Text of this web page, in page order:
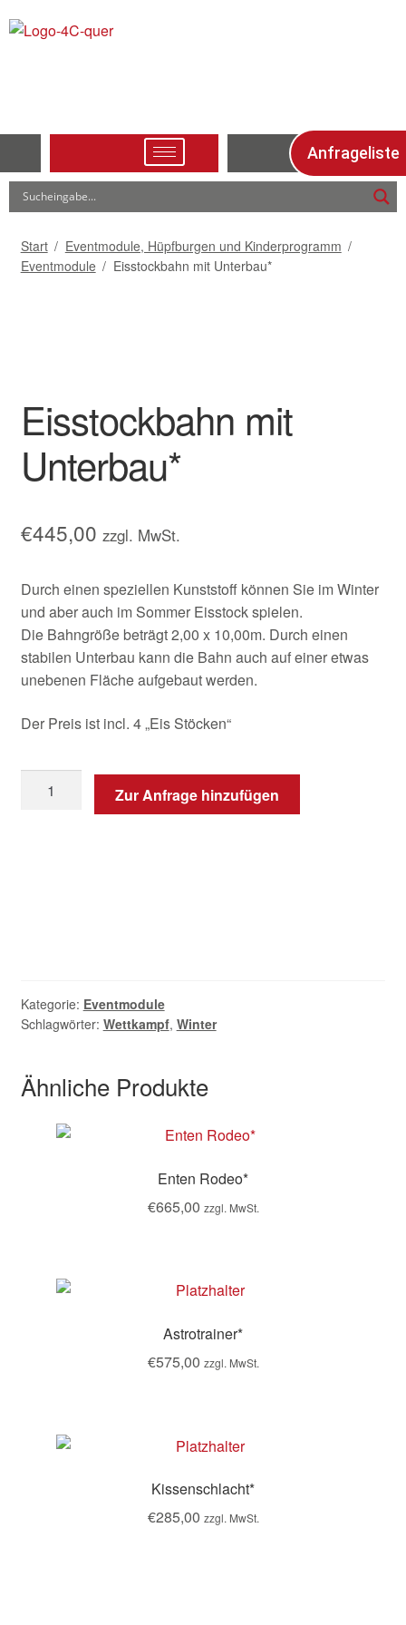
Anfrageliste
Start / Eventmodule, Hüpfburgen und Kinderprogramm /
Eventmodule / Eisstockbahn mit Unterbau*
Eisstockbahn mit
Unterbau*
€445,00 zzgl. MwSt.
Durch einen speziellen Kunststoff können Sie im Winter
und aber auch im Sommer Eisstock spielen.
Die Bahngröße beträgt 2,00 x 10,00m. Durch einen
stabilen Unterbau kann die Bahn auch auf einer etwas
unebenen Fläche aufgebaut werden.
Der Preis ist incl. 4 „Eis Stöcken“
Zur Anfrage hinzufügen
Kategorie: Eventmodule
Schlagwörter: Wettkampf, Winter
Ähnliche Produkte
Enten Rodeo*
€665,00 zzgl. MwSt.
Astrotrainer*
€575,00 zzgl. MwSt.
Kissenschlacht*
€285,00 zzgl. MwSt.